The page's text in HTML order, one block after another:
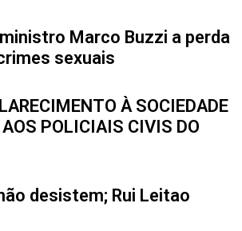
Marco Buzzi a perda
sexuais
À SOCIEDADE
POLICIAIS CIVIS DO
desistem; Rui Leitao